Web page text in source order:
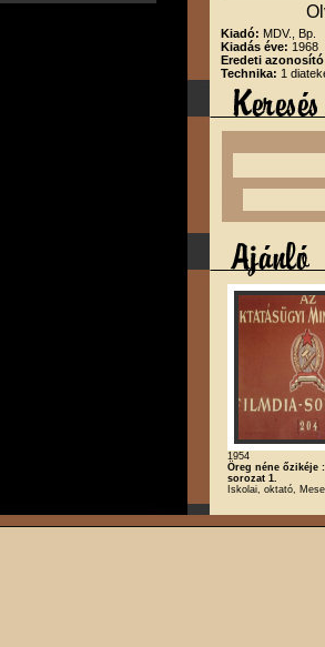
Kiadó: MDV., Bp.
Kiadás éve: 1968
Eredeti
Technika: 1
1954
Öreg néne őzikéje
sorozat 1.
Iskolai, oktató, Mese